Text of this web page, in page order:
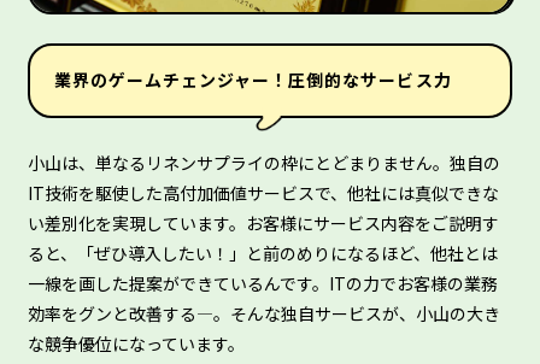
業界のゲームチェンジャー！圧倒的なサービス力
小山は、単なるリネンサプライの枠にとどまりません。独自の
IT技術を駆使した高付加価値サービスで、他社には真似できな
い差別化を実現しています。お客様にサービス内容をご説明す
ると、「ぜひ導入したい！」と前のめりになるほど、他社とは
一線を画した提案ができているんです。ITの力でお客様の業務
効率をグンと改善する―。そんな独自サービスが、小山の大き
な競争優位になっています。